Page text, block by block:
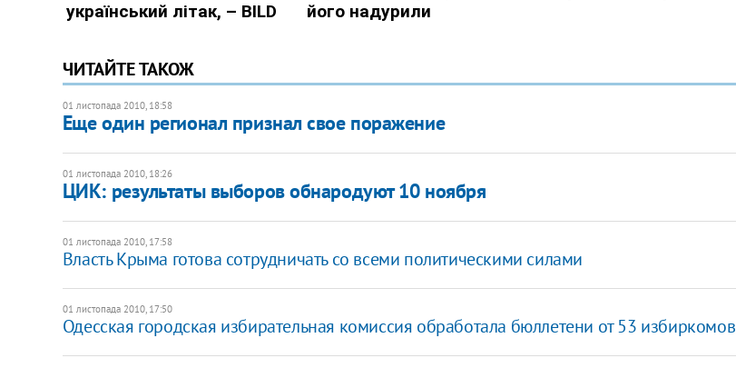
ЧИТАЙТЕ ТАКОЖ
01 листопада 2010, 18:58
Еще один регионал признал свое поражение
01 листопада 2010, 18:26
ЦИК: результаты выборов обнародуют 10 ноября
01 листопада 2010, 17:58
Власть Крыма готова сотрудничать со всеми политическими силами
01 листопада 2010, 17:50
Одесская городская избирательная комиссия обработала бюллетени от 53 избиркомов